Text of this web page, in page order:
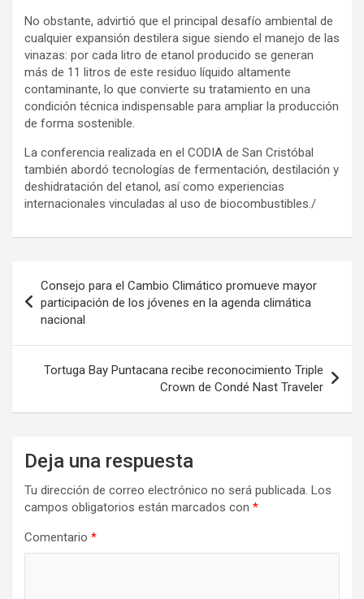
No obstante, advirtió que el principal desafío ambiental de
cualquier expansión destilera sigue siendo el manejo de las
vinazas: por cada litro de etanol producido se generan
más de 11 litros de este residuo líquido altamente
contaminante, lo que convierte su tratamiento en una
condición técnica indispensable para ampliar la producción
de forma sostenible.
La conferencia realizada en el CODIA de San Cristóbal
también abordó tecnologías de fermentación, destilación y
deshidratación del etanol, así como experiencias
internacionales vinculadas al uso de biocombustibles./
de
entradas
Consejo para el Cambio Climático promueve mayor
participación de los jóvenes en la agenda climática
nacional
Tortuga Bay Puntacana recibe reconocimiento Triple
Crown de Condé Nast Traveler
Deja una respuesta
Tu dirección de correo electrónico no será publicada. Los
campos obligatorios están marcados con *
Comentario *